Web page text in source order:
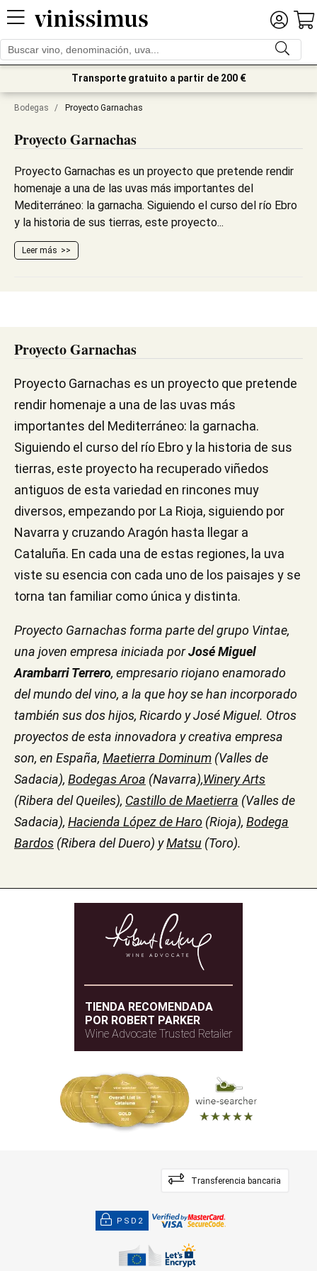
Transporte gratuito a partir de 200 €
Bodegas / Proyecto Garnachas
Proyecto Garnachas
Proyecto Garnachas es un proyecto que pretende rendir
homenaje a una de las uvas más importantes del
Mediterráneo: la garnacha. Siguiendo el curso del río Ebro
y la historia de sus tierras, este proyecto...
Leer más
Proyecto Garnachas
Proyecto Garnachas es un proyecto que pretende
rendir homenaje a una de las uvas más
importantes del Mediterráneo: la garnacha.
Siguiendo el curso del río Ebro y la historia de sus
tierras, este proyecto ha recuperado viñedos
antiguos de esta variedad en rincones muy
diversos, empezando por La Rioja, siguiendo por
Navarra y cruzando Aragón hasta llegar a
Cataluña. En cada una de estas regiones, la uva
viste su esencia con cada uno de los paisajes y se
torna tan familiar como única y distinta.
Proyecto Garnachas forma parte del grupo Vintae,
una joven empresa iniciada porJosé Miguel
Arambarri Terrero, empresario riojano enamorado
del mundo del vino, a la que hoy se han incorporado
también sus dos hijos, Ricardo y José Miguel. Otros
proyectos de esta innovadora y creativa empresa
son, en España, Maetierra Dominum (Valles de
Sadacia), Bodegas Aroa (Navarra),Winery Arts
(Ribera del Queiles), Castillo de Maetierra (Valles de
Sadacia), Hacienda López de Haro (Rioja), Bodega
Bardos (Ribera del Duero) yMatsu (Toro).
TIENDA RECOMENDADA
POR ROBERT PARKER
Wine Advocate Trusted Retailer
Transferencia bancaria
PSD2